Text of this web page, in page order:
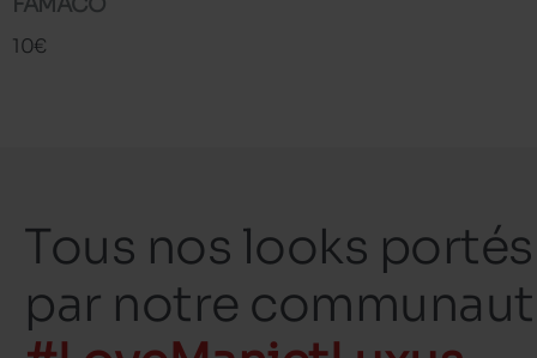
10€
Tous nos looks portés
par notre